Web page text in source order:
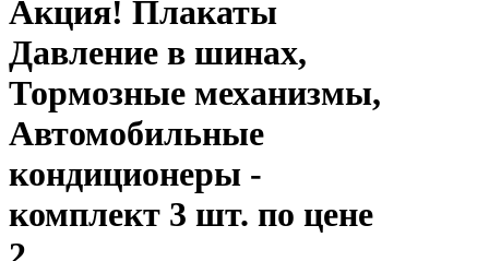
Акция! Плакаты
Давление в шинах,
Тормозные механизмы,
Автомобильные
кондиционеры -
комплект 3 шт. по цене